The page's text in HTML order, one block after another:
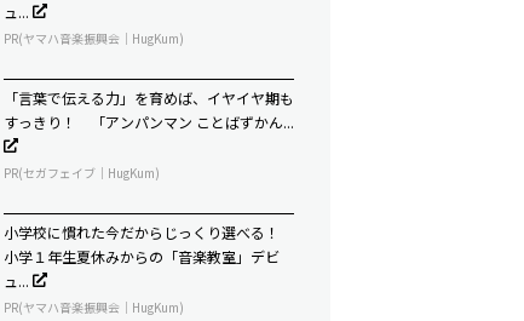
ュ...
PR(ヤマハ音楽振興会｜HugKum)
「言葉で伝える力」を育めば、イヤイヤ期も
すっきり！ 「アンパンマン ことばずかん...
PR(セガフェイブ｜HugKum)
小学校に慣れた今だからじっくり選べる！
小学１年生夏休みからの「音楽教室」デビ
ュ...
PR(ヤマハ音楽振興会｜HugKum)